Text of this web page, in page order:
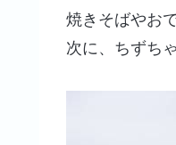
焼きそばやお
次に、ちずち